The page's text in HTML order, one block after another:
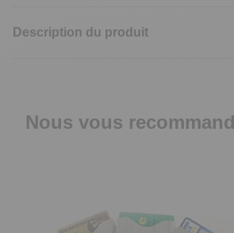
Description du produit
Nous vous